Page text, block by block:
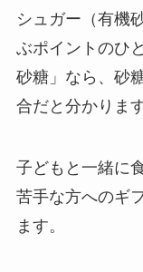
シュガー（有機
ぶポイントのひ
砂糖」なら、砂
合だと分かります
子どもと一緒に
苦手な方へのギ
ます。